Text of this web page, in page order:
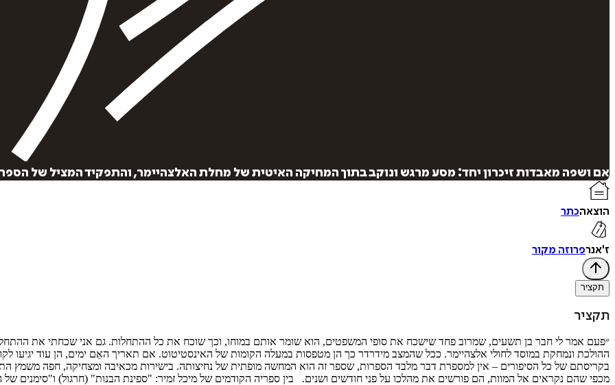
דיגיטלי
₪32
מודפס
₪30 מחיר קודם: ₪54.4
מחיר על הספר: ₪
במבצע עד: 30/04/2099
אם ושפה מאבדות זיכרון יחד: מסע מרגש ונוקב בתוך המחיקה האיטית של מחלת האלצהיימר, והתפקיד המציל של
הוצאהכתר
ז'אנרפרוזה מקור
תקציר
תקציר
״פעם אמר לי חבר בן תשעים, שמרוב פחד שישכח את סופי המשפטים, הוא שומר אותם במוחו, וכך שוכח את כל ההתחלות. גם אני שכחתי את
ההולכת ונמחקת במוסד לחולי אלצהיימר. ככל שהמצב מידרדר כך הן מטפסות במעלה הקומות של האינסטיטוט. אם תאריך האֵם ימים, הן עוד יגיעו
בקריסתם של כל הסיפורים – אין למספרת דבר מלבד הספרות, שספר זה הוא המחשה מופתית של נחיצותה. בישירות מכאיבה ומצחיקה, חפה משמץ
מכפי שהם נקראים אל המוות, הם פורשים את מהלכו על פני חודשים ושנים. בין ספריה הקודמים של מיכל זמיר: "ספינת הבנות" (חרגול) ו"סימנים של